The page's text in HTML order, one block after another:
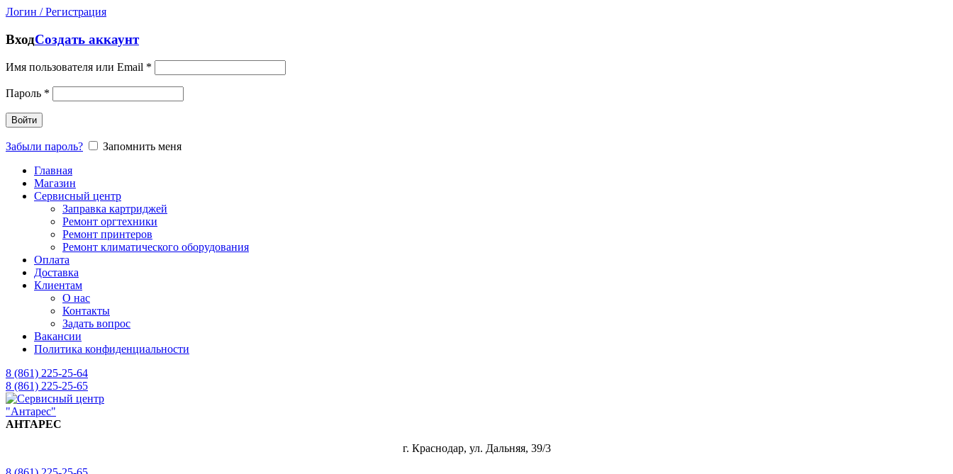
Логин / Регистрация
ВходСоздать аккаунт
Имя пользователя или Email *
Пароль *
Войти
Забыли пароль?
Запомнить меня
Главная
Магазин
Сервисный центр
Заправка картриджей
Ремонт оргтехники
Ремонт принтеров
Ремонт климатического оборудования
Оплата
Доставка
Клиентам
О нас
Контакты
Задать вопрос
Вакансии
Политика конфиденциальности
8 (861) 225-25-64
8 (861) 225-25-65
АНТАРЕС
г. Краснодар, ул. Дальняя, 39/3